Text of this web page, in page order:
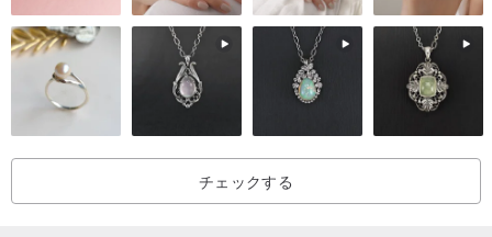
水晶や天然石の効能は個人差があり、個人の磁場を安定させ改善す
る機能に限定され、医療効果はありません。
天然であるがゆえに、ひとつひとつが唯一無二の存在です。
まるで一人ひとりの人生、旅路、そして出会いが唯一無二であり、
チェックする